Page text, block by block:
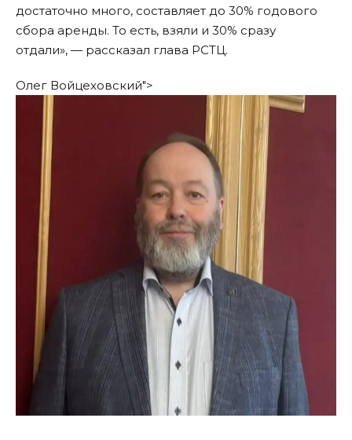
достаточно много, составляет до 30% годового
сбора аренды. То есть, взяли и 30% сразу
отдали», — рассказал глава РСТЦ.
Олег Войцеховский">